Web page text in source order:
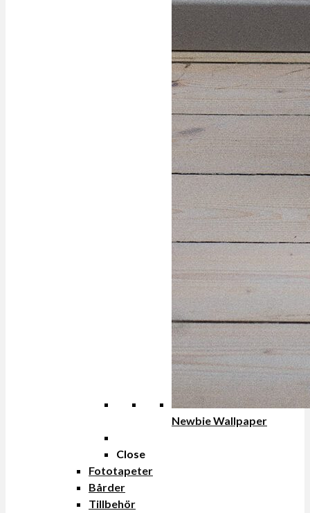
Newbie Wallpaper
Close
Fototapeter
Bårder
Tillbehör